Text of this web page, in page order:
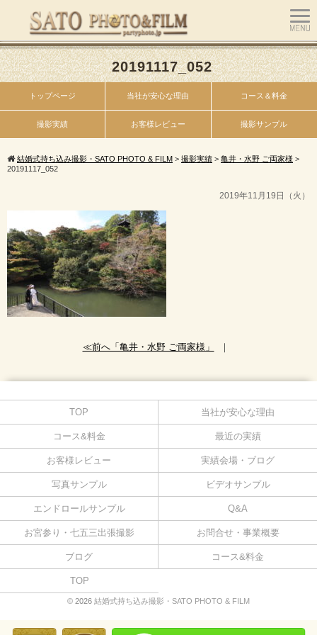
20191117_052
トップページ 当社が安心な理由 コース＆料金
撮影実績 お客様レビュー 撮影サンプル
結婚式持ち込み撮影・SATO PHOTO & FILM > 撮影実績 > 亀井・水野 ご両家様 >
20191117_052
2019年11月19日（火）
≪前へ「亀井・水野 ご両家様」 ｜
TOP 当社が安心な理由
コース&料金 最近の実績
お客様レビュー 実績会場・ブログ
写真サンプル ビデオサンプル
エンドロールサンプル Q&A
お宮参り・七五三出張撮影 お問合せ・事業概要
ブログ コース&料金
TOP
© 2026 結婚式持ち込み撮影・SATO PHOTO & FILM